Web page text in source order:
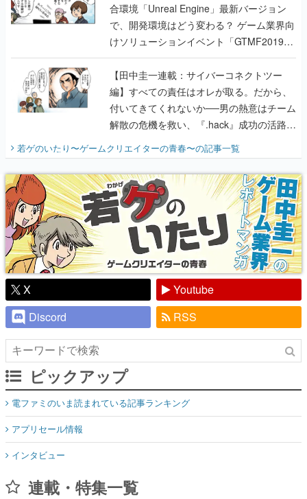
合環境「Unreal Engine」最新バージョン
で、開発環境はどう変わる？ ゲーム業界向
けソリューションイベント「GTMF2019」
に行って、より理解を深めよう【PR】
【田中圭一連載：サイバーコネクトツー
編】すべての責任はオレが取る。だから、
付いてきてくれないか──男の熱意はチーム
解散の危機を救い、『.hack』成功の活路を
『少年ジャンプ』色だった【若ゲのいた
り】
若ゲのいたり〜ゲームクリエイターの青春〜の記事一覧
X
Youtube
Discord
RSS
ピックアップ
電ファミのいま読まれている記事ランキング
アプリセール情報
インタビュー
連載・特集一覧